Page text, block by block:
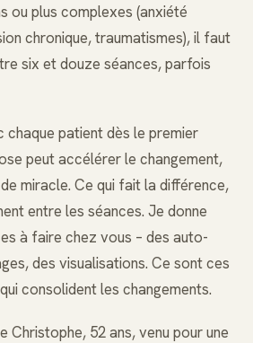
ou plus complexes (anxiété
chronique, traumatismes), il faut
six et douze séances, parfois
chaque patient dès le premier
peut accélérer le changement,
miracle. Ce qui fait la différence,
entre les séances. Je donne
à faire chez vous – des auto-
des visualisations. Ce sont ces
consolident les changements.
Christophe, 52 ans, venu pour une